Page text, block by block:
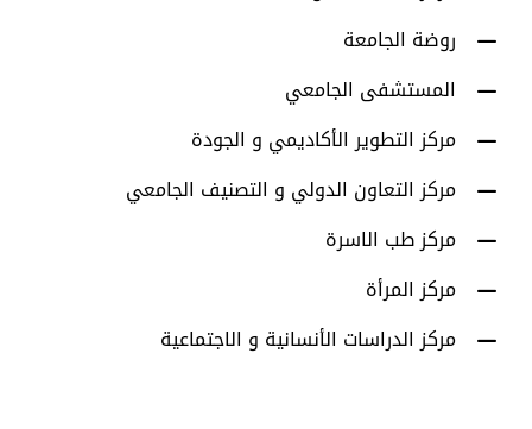
روضة الجامعة
المستشفى الجامعي
مركز التطوير الأكاديمي و الجودة
مركز التعاون الدولي و التصنيف الجامعي
مركز طب الاسرة
مركز المرأة
مركز الدراسات الأنسانية و الاجتماعية